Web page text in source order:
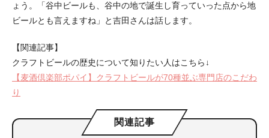
ょう。「谷中ビールも、谷中の地で誕生し育っていった点から地
ビールとも言えますね」と吉田さんは話します。
【関連記事】
クラフトビールの歴史について知りたい人はこちら↓
【麦酒倶楽部ポパイ】クラフトビールが70種並ぶ専門店のこだわ
り
関連記事